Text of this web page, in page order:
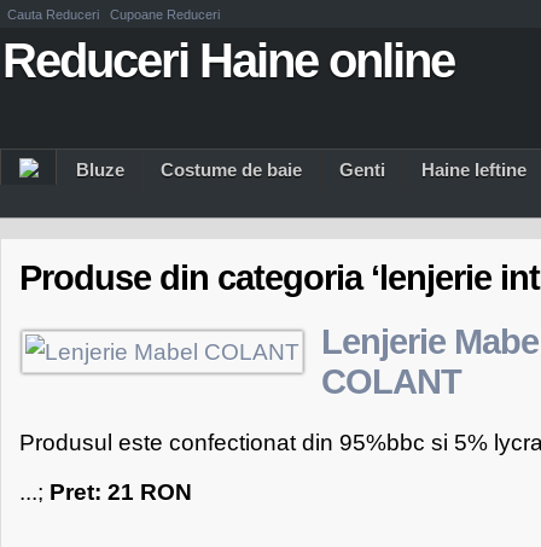
Cauta Reduceri Cupoane Reduceri
Reduceri Haine online
Bluze Costume de baie Genti Haine Ieftine
Produse din categoria ‘lenjerie
Lenjerie
COLANT
Produsul este confectionat din 95%bbc si 5%
...; Pret: 21 RON